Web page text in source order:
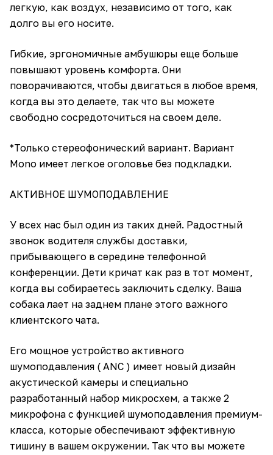
легкую, как воздух, независимо от того, как
долго вы его носите.
Гибкие, эргономичные амбушюры еще больше
повышают уровень комфорта. Они
поворачиваются, чтобы двигаться в любое время,
когда вы это делаете, так что вы можете
свободно сосредоточиться на своем деле.
*Только стереофонический вариант. Вариант
Mono имеет легкое оголовье без подкладки.
АКТИВНОЕ ШУМОПОДАВЛЕНИЕ
У всех нас был один из таких дней. Радостный
звонок водителя службы доставки,
прибывающего в середине телефонной
конференции. Дети кричат как раз в тот момент,
когда вы собираетесь заключить сделку. Ваша
собака лает на заднем плане этого важного
клиентского чата.
Его мощное устройство активного
шумоподавления ( ANC ) имеет новый дизайн
акустической камеры и специально
разработанный набор микросхем, а также 2
микрофона с функцией шумоподавления премиум-
класса, которые обеспечивают эффективную
тишину в вашем окружении. Так что вы можете